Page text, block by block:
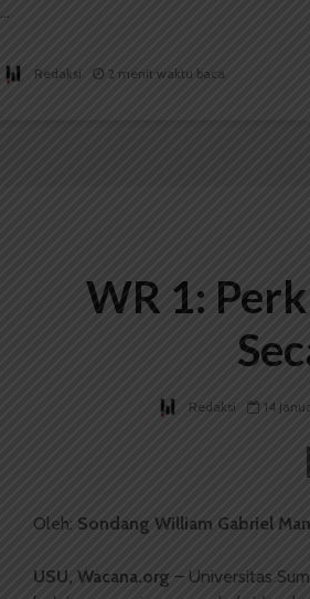
...
Redaksi 2 menit waktu baca
WR 1:
Redaksi 14
Oleh: Sondang William Gabriel
USU, Wacana.org – Universitas